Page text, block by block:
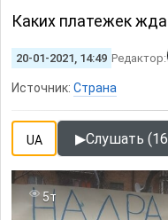
Каких платежек
20-01-2021, 14:49 Редактор:
Источник: Страна
UA ▶Слушать
5т